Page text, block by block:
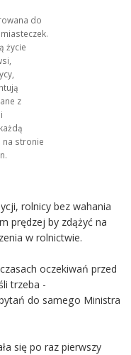
do
życie
z
na stronie
rolnicy bez wahania
prędzej by zdążyć na
w rolnictwie.
oczekiwań przed
trzeba -
do samego Ministra
się po raz pierwszy